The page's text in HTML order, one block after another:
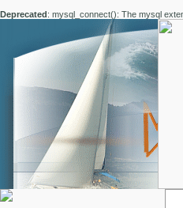
Deprecated: mysql_connect(): The mysql